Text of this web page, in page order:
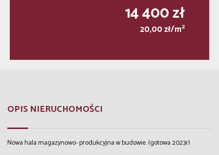
14 400 zł
20,00 zł/m2
OPIS NIERUCHOMOŚCI
Nowa hala magazynowo- produkcyjna w budowie. (gotowa 2023r)